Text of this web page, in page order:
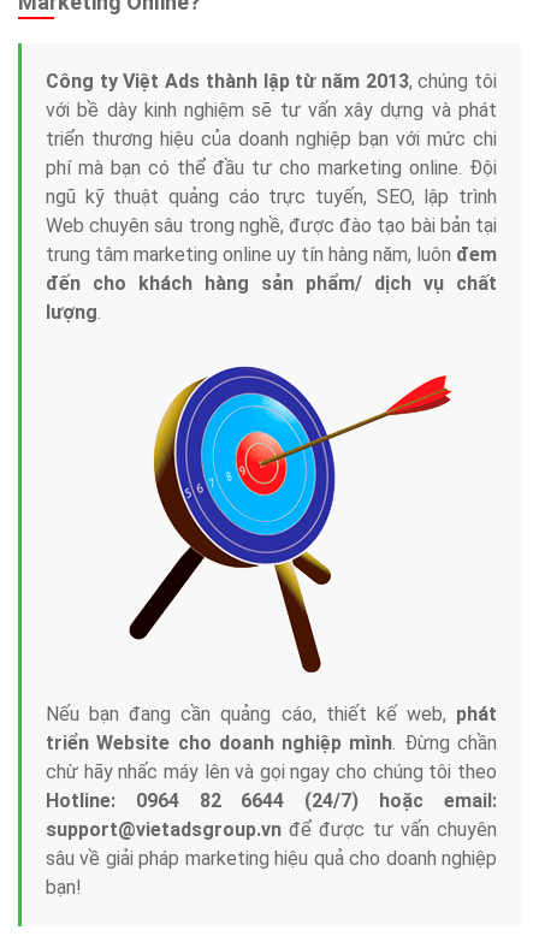
Công ty Việt Ads thành lập từ năm 2013, chúng tôi
với bề dày kinh nghiệm sẽ tư vấn xây dựng và phát
triển thương hiệu của doanh nghiệp bạn với mức chi
phí mà bạn có thể đầu tư cho marketing online. Đội
ngũ kỹ thuật quảng cáo trực tuyến, SEO, lập trình
Web chuyên sâu trong nghề, được đào tạo bài bản tại
trung tâm marketing online uy tín hàng năm, luôn đem
đến cho khách hàng sản phẩm/ dịch vụ chất
lượng.
Nếu bạn đang cần quảng cáo, thiết kế web, phát
triển Website cho doanh nghiệp mình. Đừng chần
chừ hãy nhấc máy lên và gọi ngay cho chúng tôi theo
Hotline: 0964 82 6644 (24/7) hoặc email:
support@vietadsgroup.vn để được tư vấn chuyên
sâu về giải pháp marketing hiệu quả cho doanh nghiệp
bạn!